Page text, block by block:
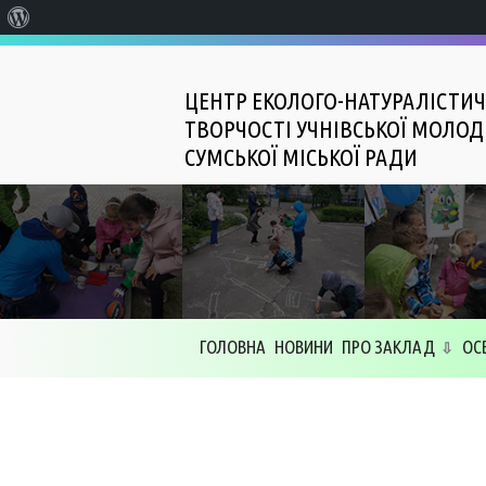
ЦЕНТР ЕКОЛОГО-
ТВОРЧОСТІ УЧНІВСЬКОЇ
СУМСЬКОЇ МІСЬКОЇ РАДИ
ГОЛОВНА НОВИНИ ПРО ЗАКЛАД
WordPress